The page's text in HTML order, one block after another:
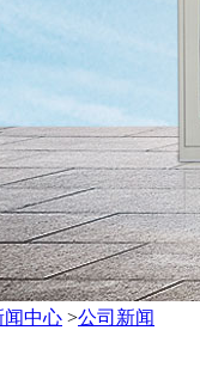
闻中心 >公司新闻